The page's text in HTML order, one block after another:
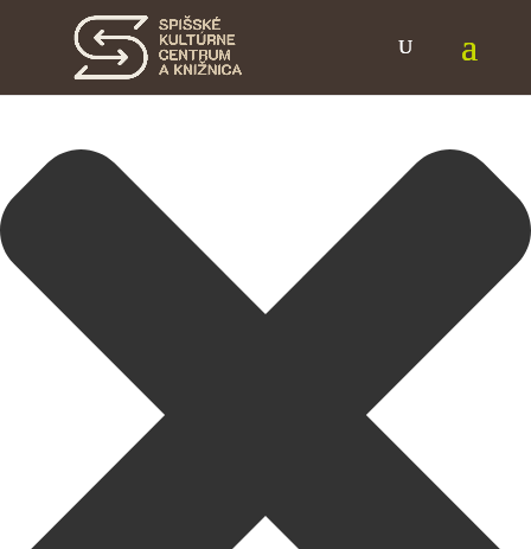
Spravovať Súhlas